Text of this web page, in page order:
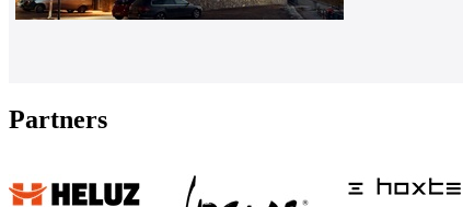
Partners